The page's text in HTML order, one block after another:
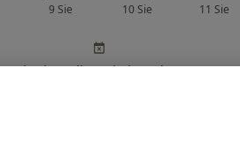
9 Sie 10 Sie 11 Sie
online nie jest dostępne